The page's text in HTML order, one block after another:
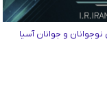
نوجوانان و جوانان آسیا